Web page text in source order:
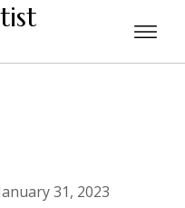
31, 2023